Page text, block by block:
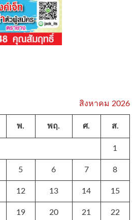
สิงหาคม 2026
พ. พฤ. ศ. ส.
1
5 6 7 8
12 13 14 15
19 20 21 22